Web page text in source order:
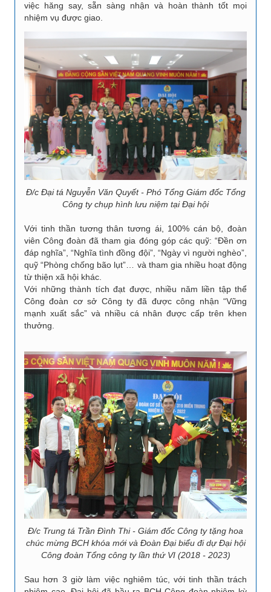
việc hăng say, sẵn sàng nhận và hoàn thành tốt mọi
nhiệm vụ được giao.
Đ/c Đại tá Nguyễn Văn Quyết - Phó Tổng Giám đốc Tổng
Công ty chụp hình lưu niệm tại Đại hội
Với tinh thần tương thân tương ái, 100% cán bộ, đoàn
viên Công đoàn đã tham gia đóng góp các quỹ: “Đền ơn
đáp nghĩa”, “Nghĩa tình đồng đội”, “Ngày vì người nghèo”,
quỹ “Phòng chống bão lụt”… và tham gia nhiều hoạt động
từ thiện xã hội khác.
Với những thành tích đạt được, nhiều năm liền tập thể
Công đoàn cơ sở Công ty đã được công nhận “Vững
mạnh xuất sắc” và nhiều cá nhân được cấp trên khen
thưởng.
Đ/c Trung tá Trần Đình Thi - Giám đốc Công ty tặng hoa
chúc mừng BCH khóa mới và Đoàn Đại biểu đi dự Đại hội
Công đoàn Tổng công ty lần thứ VI (2018 - 2023)
Sau hơn 3 giờ làm việc nghiêm túc, với tinh thần trách